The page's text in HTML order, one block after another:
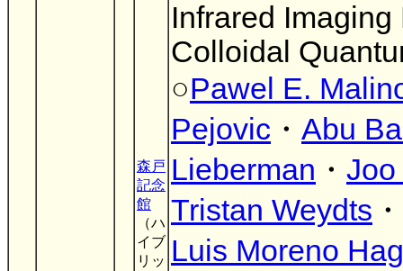
森戸
記念
館
（ハ
イブ
リッ
Infrared
Colloidal
○Pawel E.
Pejovic ・ Abu
Lieberman ・ Joo
Tristan Weydts ・
Luis Moreno